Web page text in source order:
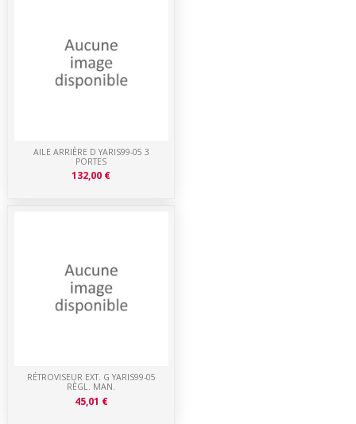
RÉTROVISEUR EXT. G YARIS99-05
RÈGL. MAN.
45,01 €
AILE ARRIÈRE D YARIS99-05 3
PORTES
132,00 €